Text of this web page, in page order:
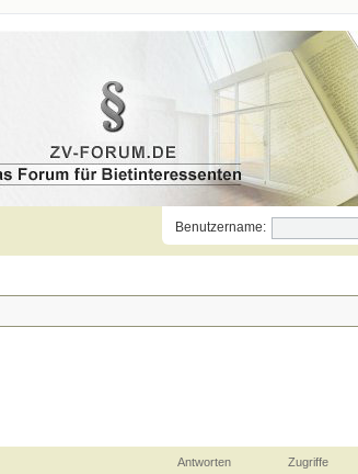
Benutzername:
Antworten Zugriffe